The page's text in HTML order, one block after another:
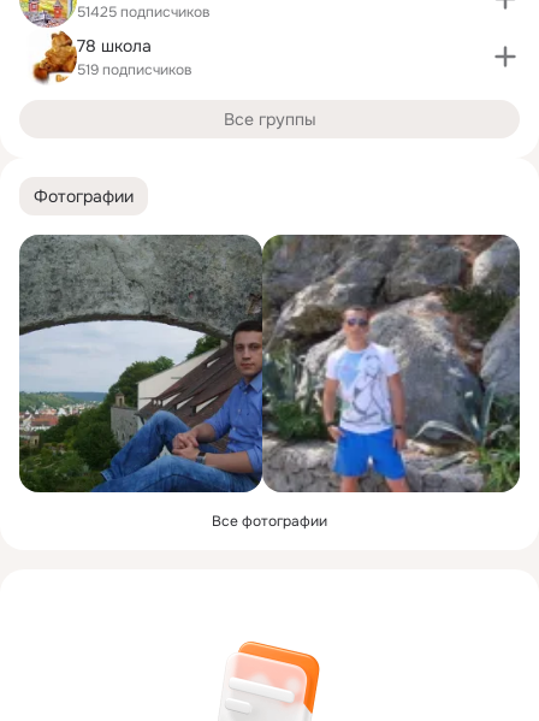
Фотографии
Все фотографии
51425 подписчиков
78 школа
519 подписчиков
Все группы